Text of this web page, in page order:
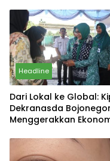
Headline
Dari Lokal ke Global:
Dekranasda
Menggerakkan